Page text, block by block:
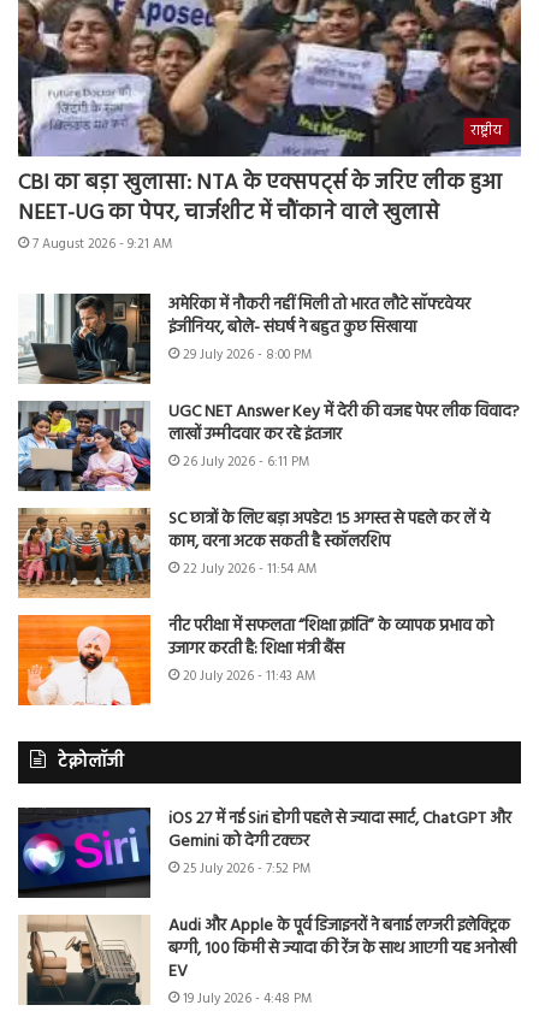
राष्ट्रीय
CBI का बड़ा खुलासा: NTA के एक्सपर्ट्स के जरिए लीक हुआ
NEET-UG का पेपर, चार्जशीट में चौंकाने वाले खुलासे
7 August 2026 - 9:21 AM
अमेरिका में नौकरी नहीं मिली तो भारत लौटे सॉफ्टवेयर
इंजीनियर, बोले- संघर्ष ने बहुत कुछ सिखाया
29 July 2026 - 8:00 PM
UGC NET Answer Key में देरी की वजह पेपर लीक विवाद?
लाखों उम्मीदवार कर रहे इंतजार
26 July 2026 - 6:11 PM
SC छात्रों के लिए बड़ा अपडेट! 15 अगस्त से पहले कर लें ये
काम, वरना अटक सकती है स्कॉलरशिप
22 July 2026 - 11:54 AM
नीट परीक्षा में सफलता “शिक्षा क्रांति” के व्यापक प्रभाव को
उजागर करती है: शिक्षा मंत्री बैंस
20 July 2026 - 11:43 AM
टेक्नोलॉजी
iOS 27 में नई Siri होगी पहले से ज्यादा स्मार्ट, ChatGPT और
Gemini को देगी टक्कर
25 July 2026 - 7:52 PM
Audi और Apple के पूर्व डिजाइनरों ने बनाई लग्जरी इलेक्ट्रिक
बग्गी, 100 किमी से ज्यादा की रेंज के साथ आएगी यह अनोखी
EV
19 July 2026 - 4:48 PM